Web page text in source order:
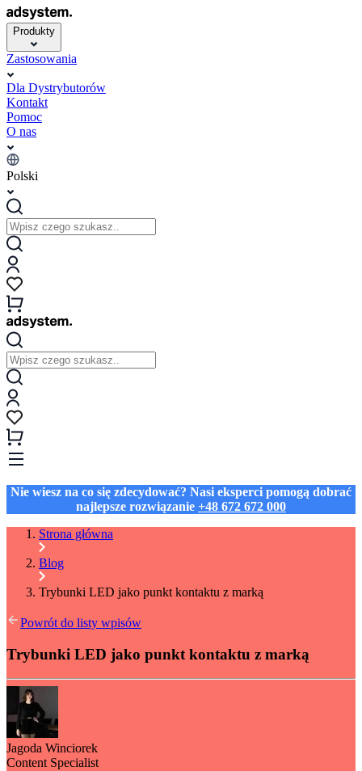
Produkty
Zastosowania
Dla Dystrybutorów
Kontakt
Pomoc
O nas
Polski
Nie wiesz na co się zdecydować? Nasi eksperci pomogą dobrać
najlepsze rozwiązanie +48 672 672 000
Strona główna
Blog
Trybunki LED jako punkt kontaktu z marką
Powrót do listy wpisów
Trybunki LED jako punkt kontaktu z marką
Jagoda Winciorek
Content Specialist